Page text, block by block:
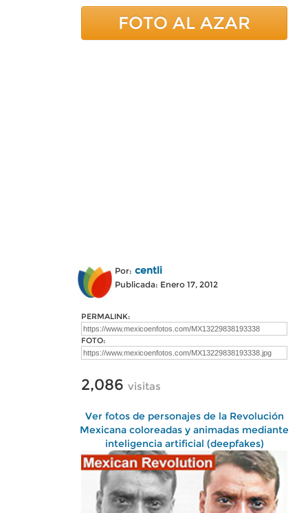
FOTO AL AZAR
Por: centli
Publicada: Enero 17, 2012
PERMALINK:
FOTO:
2,086 visitas
Ver fotos de personajes de la Revolución
Mexicana coloreadas y animadas mediante
inteligencia artificial (deepfakes)